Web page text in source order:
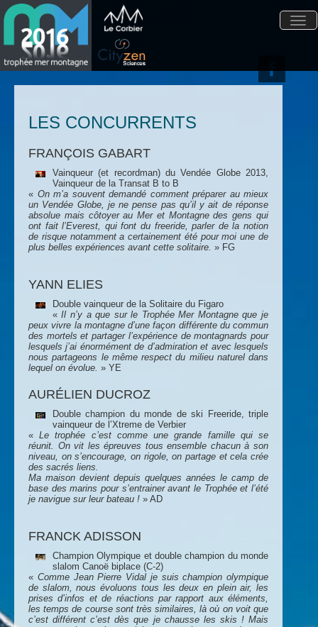
LES CONCURRENTS
FRANÇOIS GABART
Vainqueur (et recordman) du Vendée Globe 2013,
Vainqueur de la Transat B to B
« On m’a souvent demandé comment préparer au mieux
un Vendée Globe, je ne pense pas qu’il y ait de réponse
absolue mais côtoyer au Mer et Montagne des gens qui
ont fait l’Everest, qui font du freeride, parler de la notion
de risque notamment a certainement été pour moi une de
plus belles expériences avant cette solitaire. » FG
YANN ELIES
Double vainqueur de la Solitaire du Figaro
«Il n’y a que sur le Trophée Mer Montagne que je
peux vivre la montagne d’une façon différente du commun
des mortels et partager l’expérience de montagnards pour
lesquels j’ai énormément de d’admiration et avec lesquels
nous partageons le même respect du milieu naturel dans
lequel on évolue. » YE
AURÉLIEN DUCROZ
Double champion du monde de ski Freeride, triple
vainqueur de l’Xtreme de Verbier
«Le trophée c’est comme une grande famille qui se
réunit. On vit les épreuves tous ensemble chacun à son
niveau, on s’encourage, on rigole, on partage et cela crée
des sacrés liens.
Ma maison devient depuis quelques années le camp de
base des marins pour s’entrainer avant le Trophée et l’été
je navigue sur leur bateau ! » AD
FRANCK ADISSON
Champion Olympique et double champion du monde
slalom Canoë biplace (C-2)
« Comme Jean Pierre Vidal je suis champion olympique
de slalom, nous évoluons tous les deux en plein air, les
prises d’infos et de réactions par rapport aux éléments,
les temps de course sont très similaires, là où on voit que
c’est différent c’est dès que je chausse les skis ! Mais